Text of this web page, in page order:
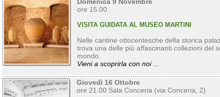
ore 15.00
VISITA GUIDATA AL MUSEO MARTINI
Nelle cantine ottocentesche della storica
trova una delle più affascinanti collezioni del
mondo.
Vieni a scoprirla con noi ...
Giovedì 16 Ottobre
ore 21.00 Sala Conceria (via Conceria, 2)